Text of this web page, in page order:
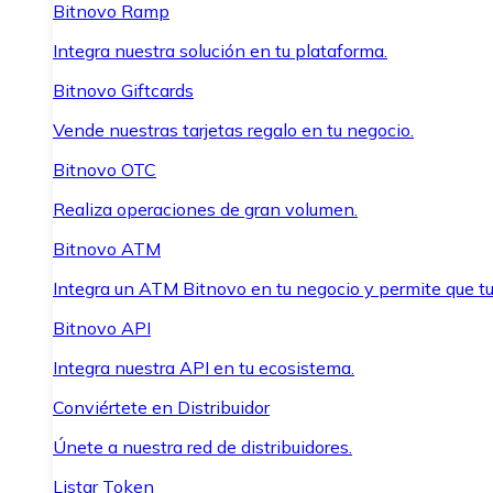
Bitnovo Ramp
Integra nuestra solución en tu plataforma.
Bitnovo Giftcards
Vende nuestras tarjetas regalo en tu negocio.
Bitnovo OTC
Realiza operaciones de gran volumen.
Bitnovo ATM
Integra un ATM Bitnovo en tu negocio y permite que
Bitnovo API
Integra nuestra API en tu ecosistema.
Conviértete en Distribuidor
Únete a nuestra red de distribuidores.
Listar Token